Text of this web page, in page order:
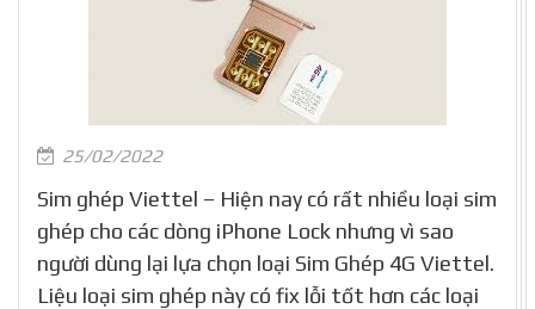
25/02/2022
Sim ghép Viettel – Hiện nay có rất nhiều loại sim
ghép cho các dòng iPhone Lock nhưng vì sao
người dùng lại lựa chọn loại Sim Ghép 4G Viettel.
Liệu loại sim ghép này có fix lỗi tốt hơn các loại